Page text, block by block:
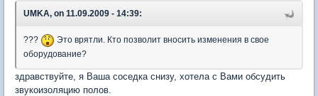
UMKA, on 11.09.2009 - 14:39:
???
Это врятли. Кто позволит вносить изменения в свое
оборудование?
здравствуйте, я Ваша соседка снизу, хотела с Вами обсудить
звукоизоляцию полов.